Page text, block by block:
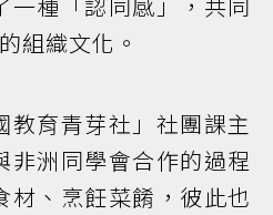
組織文化。
教育青芽社」社團課主
非洲同學會合作的過程
材、烹飪菜餚，彼此也